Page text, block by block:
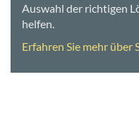
Auswahl der richtigen
helfen.
Erfahren Sie mehr über